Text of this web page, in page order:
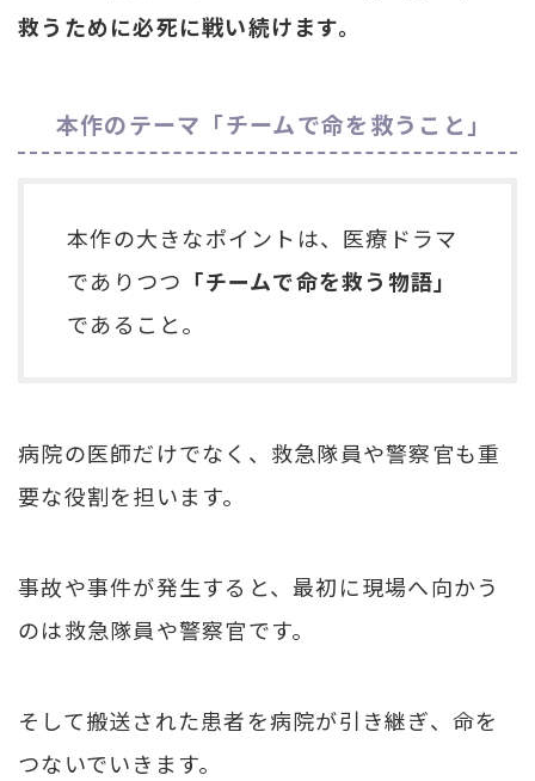
救うために必死に戦い続けます。
本作のテーマ「チームで命を救うこと」
本作の大きなポイントは、医療ドラマ
でありつつ 「チームで命を救う物語」
であること。
病院の医師だけでなく、救急隊員や警察官も重
要な役割を担います。
事故や事件が発生すると、最初に現場へ向かう
のは救急隊員や警察官です。
そして搬送された患者を病院が引き継ぎ、命を
つないでいきます。